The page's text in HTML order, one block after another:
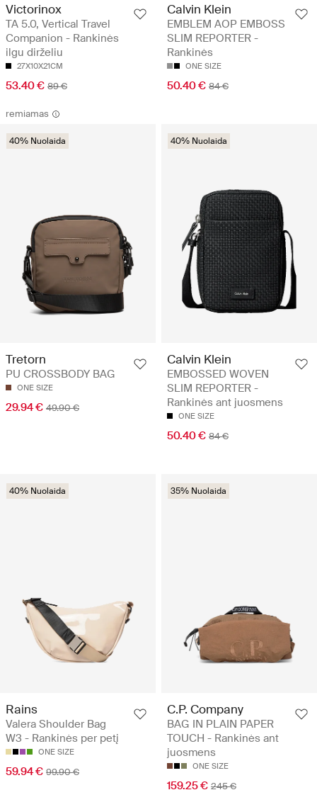
Victorinox
TA 5.0, Vertical Travel
Companion - Rankinės
ilgu dirželiu
27X10X21CM
53.40 € 89 €
Calvin Klein
EMBLEM AOP EMBOSS
SLIM REPORTER -
Rankinės
ONE SIZE
50.40 € 84 €
remiamas
40% Nuolaida
Tretorn
PU CROSSBODY BAG
ONE SIZE
29.94 € 49.90 €
40% Nuolaida
Calvin Klein
EMBOSSED WOVEN
SLIM REPORTER -
Rankinės ant juosmens
ONE SIZE
50.40 € 84 €
40% Nuolaida
Rains
Valera Shoulder Bag
W3 - Rankinės per petį
ONE SIZE
59.94 € 99.90 €
35% Nuolaida
C.P. Company
BAG IN PLAIN PAPER
TOUCH - Rankinės ant
juosmens
ONE SIZE
159.25 € 245 €